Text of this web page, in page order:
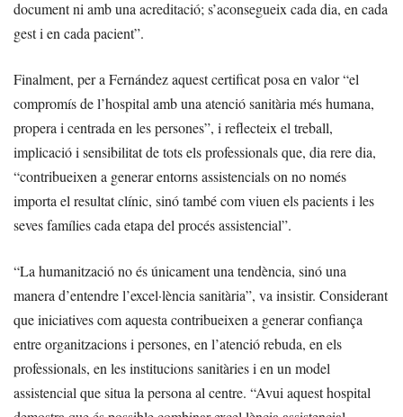
document ni amb una acreditació; s’aconsegueix cada dia, en cada
gest i en cada pacient”.
Finalment, per a Fernández aquest certificat posa en valor “el
compromís de l’hospital amb una atenció sanitària més humana,
propera i centrada en les persones”, i reflecteix el treball,
implicació i sensibilitat de tots els professionals que, dia rere dia,
“contribueixen a generar entorns assistencials on no només
importa el resultat clínic, sinó també com viuen els pacients i les
seves famílies cada etapa del procés assistencial”.
“La humanització no és únicament una tendència, sinó una
manera d’entendre l’excel·lència sanitària”, va insistir. Considerant
que iniciatives com aquesta contribueixen a generar confiança
entre organitzacions i persones, en l’atenció rebuda, en els
professionals, en les institucions sanitàries i en un model
assistencial que situa la persona al centre. “Avui aquest hospital